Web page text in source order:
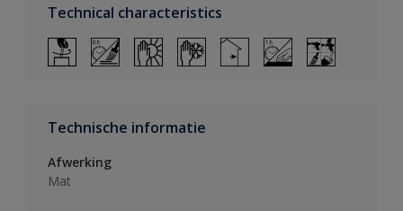
Technical characteristics
Technische informatie
Afwerking
Mat